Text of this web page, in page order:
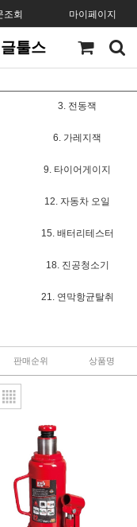
조회 마이페이지
툴스
3. 전동잭
6. 가레지잭
9. 타이어게이지
12. 자동차 오일
15. 배터리테스터
18. 진공청소기
21. 연막항균탈취
판매순위 상품명